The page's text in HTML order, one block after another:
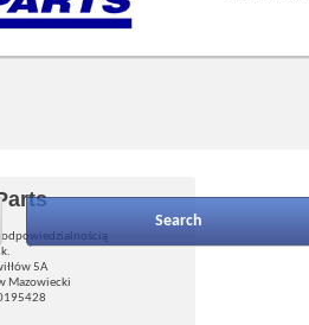
Search
odpowiedzialnością
5A
Mazowiecki